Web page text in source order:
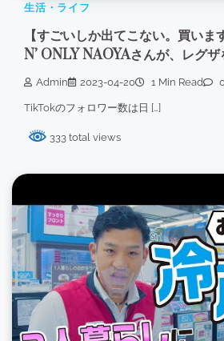
生活・ライフ
【すごいしか出てこない。買い
N’ ONLY NAOYAさんが、レグザ
Admin 2023-04-20 1 Min Read
TikTokのフォロワー数は日 […]
333 total views